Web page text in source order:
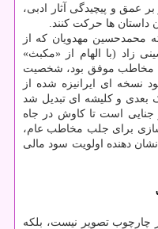
عمق و پیچیدگی آثار ادبی،
ها حرکت کنند.
محمدحسین مهدویان که از
زاد (با الهام از «مکبث»
مخاطب موفق بود، شخصیت
نسخه ای ایرانیزه شده از
و کلیشه ای تبدیل شد
جنایی است تا کاوش در جاه
برای جلب مخاطب عام،
دهنده اولویت سود مالی
چارچوب تصویر نیست، بلکه